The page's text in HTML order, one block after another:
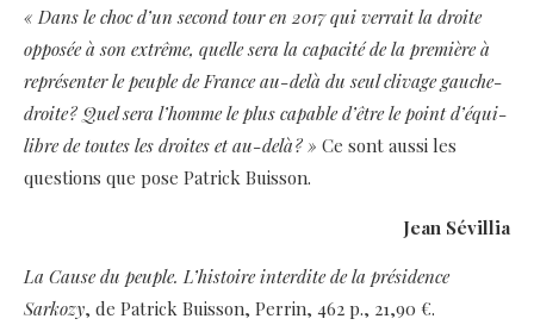
« Dans le choc d’un second tour en 2017 qui verrait la droite
opposée à son extrême, quelle sera la capacité de la première à
représenter le peuple de France au-delà du seul clivage gauche-
droite ? Quel sera l’homme le plus capable d’être le point d’équi­
libre de toutes les droites et au-delà ? » Ce sont aussi les
questions que pose Patrick Buisson.
Jean Sévillia
La Cause du peuple. L’histoire interdite de la présidence
Sarkozy, de Patrick Buisson, Perrin, 462 p., 21,90 €.